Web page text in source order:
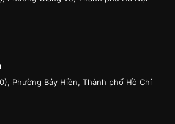
Phường Bảy Hiền, Thành phố Hồ Chí